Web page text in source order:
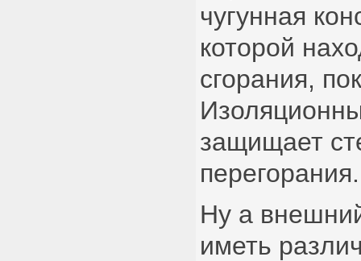
чугунная
которой
сгорания,
защищает
перегорания.
Ну а
иметь